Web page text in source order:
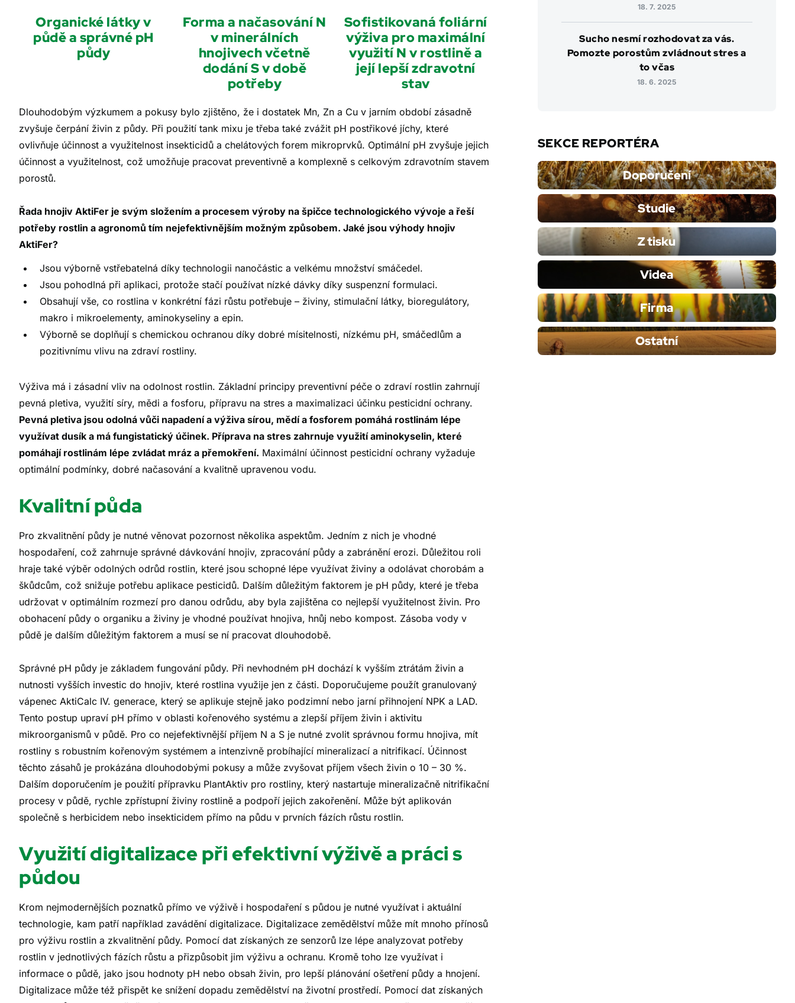
Organické látky v
půdě a správné pH
půdy
Forma a načasování N
v minerálních
hnojivech včetně
dodání S v době
potřeby
Sofistikovaná foliární
výživa pro maximální
využití N v rostlině a
její lepší zdravotní
stav
Dlouhodobým výzkumem a pokusy bylo zjištěno, že i dostatek Mn, Zn a Cu v jarním období zásadně
zvyšuje čerpání živin z půdy. Při použití tank mixu je třeba také zvážit pH postřikové jíchy, které
ovlivňuje účinnost a využitelnost insekticidů a chelátových forem mikroprvků. Optimální pH zvyšuje jejich
účinnost a využitelnost, což umožňuje pracovat preventivně a komplexně s celkovým zdravotním stavem
porostů.
Řada hnojiv AktiFer je svým složením a procesem výroby na špičce technologického vývoje a řeší
potřeby rostlin a agronomů tím nejefektivnějším možným způsobem. Jaké jsou výhody hnojiv
AktiFer?
Jsou výborně vstřebatelná díky technologii nanočástic a velkému množství smáčedel.
Jsou pohodlná při aplikaci, protože stačí používat nízké dávky díky suspenzní formulaci.
Obsahují vše, co rostlina v konkrétní fázi růstu potřebuje – živiny, stimulační látky, bioregulátory,
makro i mikroelementy, aminokyseliny a epin.
Výborně se doplňují s chemickou ochranou díky dobré mísitelnosti, nízkému pH, smáčedlům a
pozitivnímu vlivu na zdraví rostliny.
Výživa má i zásadní vliv na odolnost rostlin. Základní principy preventivní péče o zdraví rostlin zahrnují
pevná pletiva, využití síry, mědi a fosforu, přípravu na stres a maximalizaci účinku pesticidní ochrany.
Pevná pletiva jsou odolná vůči napadení a výživa sírou, mědí a fosforem pomáhá rostlinám lépe
využívat dusík a má fungistatický účinek. Příprava na stres zahrnuje využití aminokyselin, které
pomáhají rostlinám lépe zvládat mráz a přemokření. Maximální účinnost pesticidní ochrany vyžaduje
optimální podmínky, dobré načasování a kvalitně upravenou vodu.
Kvalitní půda
Pro zkvalitnění půdy je nutné věnovat pozornost několika aspektům. Jedním z nich je vhodné
hospodaření, což zahrnuje správné dávkování hnojiv, zpracování půdy a zabránění erozi. Důležitou roli
hraje také výběr odolných odrůd rostlin, které jsou schopné lépe využívat živiny a odolávat chorobám a
škůdcům, což snižuje potřebu aplikace pesticidů. Dalším důležitým faktorem je pH půdy, které je třeba
udržovat v optimálním rozmezí pro danou odrůdu, aby byla zajištěna co nejlepší využitelnost živin. Pro
obohacení půdy o organiku a živiny je vhodné používat hnojiva, hnůj nebo kompost. Zásoba vody v
půdě je dalším důležitým faktorem a musí se ní pracovat dlouhodobě.
Správné pH půdy je základem fungování půdy. Při nevhodném pH dochází k vyšším ztrátám živin a
nutnosti vyšších investic do hnojiv, které rostlina využije jen z části. Doporučujeme použít granulovaný
vápenec AktiCalc IV. generace, který se aplikuje stejně jako podzimní nebo jarní přihnojení NPK a LAD.
Tento postup upraví pH přímo v oblasti kořenového systému a zlepší příjem živin i aktivitu
mikroorganismů v půdě. Pro co nejefektivnější příjem N a S je nutné zvolit správnou formu hnojiva, mít
rostliny s robustním kořenovým systémem a intenzivně probíhající mineralizací a nitrifikací. Účinnost
těchto zásahů je prokázána dlouhodobými pokusy a může zvyšovat příjem všech živin o 10 – 30 %.
Dalším doporučením je použití přípravku PlantAktiv pro rostliny, který nastartuje mineralizačně nitrifikační
procesy v půdě, rychle zpřístupní živiny rostlině a podpoří jejich zakořenění. Může být aplikován
společně s herbicidem nebo insekticidem přímo na půdu v prvních fázích růstu rostlin.
Využití digitalizace při efektivní výživě a práci s
půdou
Krom nejmodernějších poznatků přímo ve výživě i hospodaření s půdou je nutné využívat i aktuální
technologie, kam patří například zavádění digitalizace. Digitalizace zemědělství může mít mnoho přínosů
pro výživu rostlin a zkvalitnění půdy. Pomocí dat získaných ze senzorů lze lépe analyzovat potřeby
rostlin v jednotlivých fázích růstu a přizpůsobit jim výživu a ochranu. Kromě toho lze využívat i
informace o půdě, jako jsou hodnoty pH nebo obsah živin, pro lepší plánování ošetření půdy a hnojení.
Digitalizace může též přispět ke snížení dopadu zemědělství na životní prostředí. Pomocí dat získaných
18. 7. 2025
Sucho nesmí rozhodovat za vás.
Pomozte porostům zvládnout stres a
to včas
18. 6. 2025
SEKCE REPORTÉRA
Doporučení
Studie
Z tisku
Videa
Firma
Ostatní